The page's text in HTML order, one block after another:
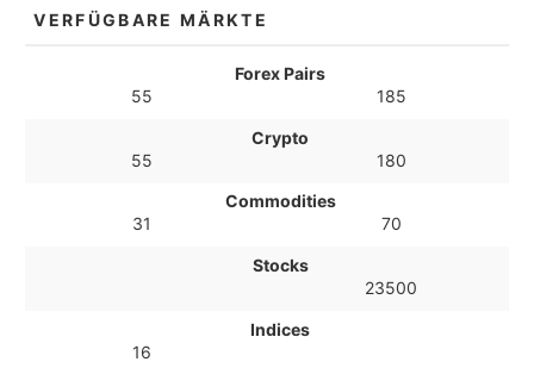
VERFÜGBARE MÄRKTE
Forex Pairs
55
185
Crypto
55
180
Commodities
31
70
Stocks
23500
Indices
16